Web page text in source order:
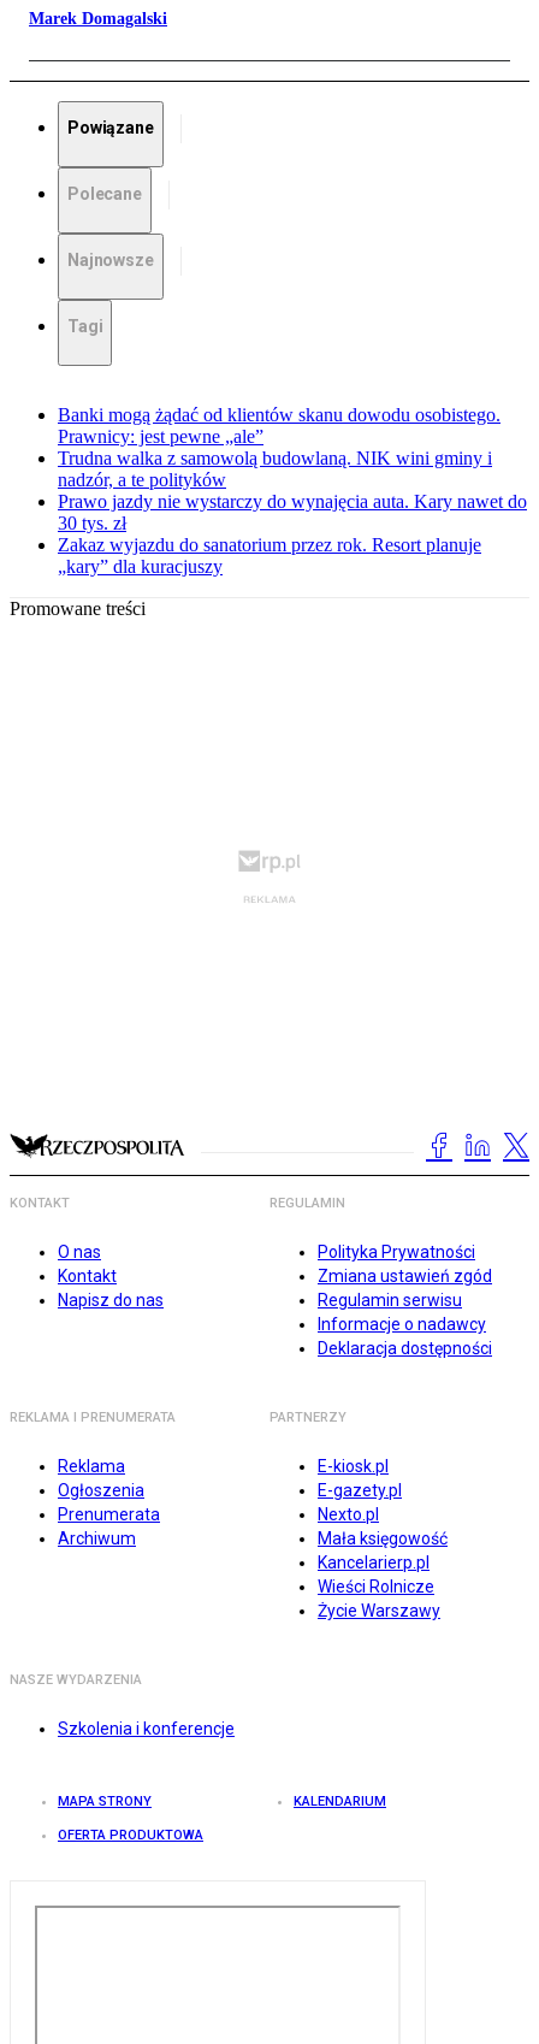
Marek Domagalski
Powiązane
Polecane
Najnowsze
Tagi
Banki mogą żądać od klientów skanu dowodu osobistego.
Prawnicy: jest pewne „ale”
Trudna walka z samowolą budowlaną. NIK wini gminy i
nadzór, a te polityków
Prawo jazdy nie wystarczy do wynajęcia auta. Kary nawet do
30 tys. zł
Zakaz wyjazdu do sanatorium przez rok. Resort planuje
„kary” dla kuracjuszy
Promowane treści
KONTAKT
O nas
Kontakt
Napisz do nas
REGULAMIN
Polityka Prywatności
Zmiana ustawień zgód
Regulamin serwisu
Informacje o nadawcy
Deklaracja dostępności
REKLAMA I PRENUMERATA
Reklama
Ogłoszenia
Prenumerata
Archiwum
PARTNERZY
E-kiosk.pl
E-gazety.pl
Nexto.pl
Mała księgowość
Kancelarierp.pl
Wieści Rolnicze
Życie Warszawy
NASZE WYDARZENIA
Szkolenia i konferencje
MAPA STRONY KALENDARIUM
OFERTA PRODUKTOWA